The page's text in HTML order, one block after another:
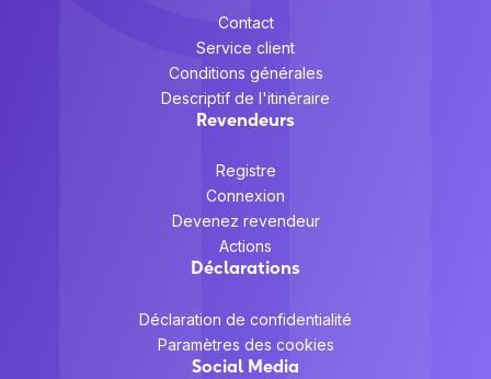
Contact
Service client
Conditions générales
Descriptif de l'itinéraire
Revendeurs
Registre
Connexion
Devenez revendeur
Actions
Déclarations
Déclaration de confidentialité
Paramètres des cookies
Social Media